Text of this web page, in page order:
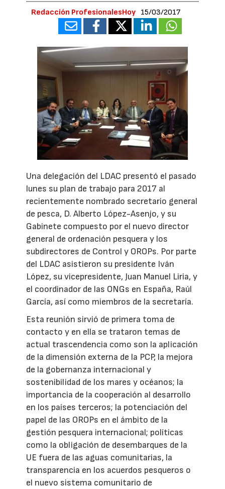
Redacción ProfesionalesHoy 15/03/2017
Una delegación del LDAC presentó el pasado
lunes su plan de trabajo para 2017 al
recientemente nombrado secretario general
de pesca, D. Alberto López-Asenjo, y su
Gabinete compuesto por el nuevo director
general de ordenación pesquera y los
subdirectores de Control y OROPs. Por parte
del LDAC asistieron su presidente Iván
López, su vicepresidente, Juan Manuel Liria, y
el coordinador de las ONGs en España, Raúl
García, así como miembros de la secretaría.
Esta reunión sirvió de primera toma de
contacto y en ella se trataron temas de
actual trascendencia como son la aplicación
de la dimensión externa de la PCP, la mejora
de la gobernanza internacional y
sostenibilidad de los mares y océanos; la
importancia de la cooperación al desarrollo
en los países terceros; la potenciación del
papel de las OROPs en el ámbito de la
gestión pesquera internacional; políticas
como la obligación de desembarques de la
UE fuera de las aguas comunitarias, la
transparencia en los acuerdos pesqueros o
el nuevo sistema comunitario de